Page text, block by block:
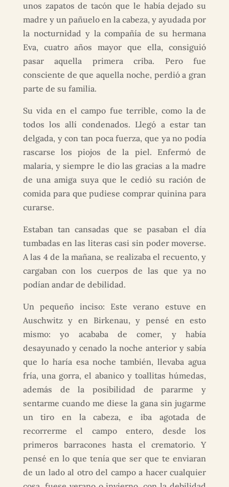
unos zapatos de tacón que le había dejado su
madre y un pañuelo en la cabeza, y ayudada por
la nocturnidad y la compañía de su hermana
Eva, cuatro años mayor que ella, consiguió
pasar aquella primera criba. Pero fue
consciente de que aquella noche, perdió a gran
parte de su familia.
Su vida en el campo fue terrible, como la de
todos los allí condenados. Llegó a estar tan
delgada, y con tan poca fuerza, que ya no podía
rascarse los piojos de la piel. Enfermó de
malaria, y siempre le dio las gracias a la madre
de una amiga suya que le cedió su ración de
comida para que pudiese comprar quinina para
curarse.
Estaban tan cansadas que se pasaban el día
tumbadas en las literas casi sin poder moverse.
A las 4 de la mañana, se realizaba el recuento, y
cargaban con los cuerpos de las que ya no
podían andar de debilidad.
Un pequeño inciso: Este verano estuve en
Auschwitz y en Birkenau, y pensé en esto
mismo: yo acababa de comer, y había
desayunado y cenado la noche anterior y sabía
que lo haría esa noche también, llevaba agua
fría, una gorra, el abanico y toallitas húmedas,
además de la posibilidad de pararme y
sentarme cuando me diese la gana sin jugarme
un tiro en la cabeza, e iba agotada de
recorrerme el campo entero, desde los
primeros barracones hasta el crematorio. Y
pensé en lo que tenía que ser que te enviaran
de un lado al otro del campo a hacer cualquier